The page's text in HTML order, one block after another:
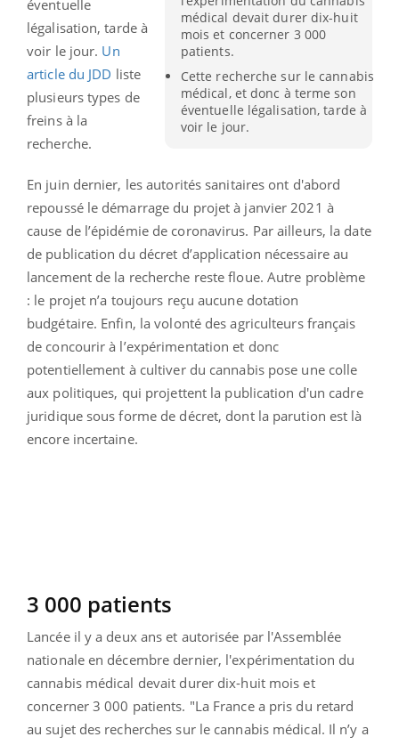
médical devait durer dix-huit
mois et concerner 3 000
patients.
Cette recherche sur le cannabis
médical, et donc à terme son
éventuelle légalisation, tarde à
voir le jour.
éventuelle
légalisation, tarde à
voir le jour. Un
article du JDD liste
plusieurs types de
freins à la
recherche.
En juin dernier, les autorités sanitaires ont d'abord
repoussé le démarrage du projet à janvier 2021 à
cause de l’épidémie de coronavirus. Par ailleurs, la date
de publication du décret d’application nécessaire au
lancement de la recherche reste floue. Autre problème
: le projet n’a toujours reçu aucune dotation
budgétaire. Enfin, la volonté des agriculteurs français
de concourir à l’expérimentation et donc
potentiellement à cultiver du cannabis pose une colle
aux politiques, qui projettent la publication d'un cadre
juridique sous forme de décret, dont la parution est là
encore incertaine.
3 000 patients
Lancée il y a deux ans et autorisée par l'Assemblée
nationale en décembre dernier, l'expérimentation du
cannabis médical devait durer dix-huit mois et
concerner 3 000 patients. "La France a pris du retard
au sujet des recherches sur le cannabis médical. Il n’y a